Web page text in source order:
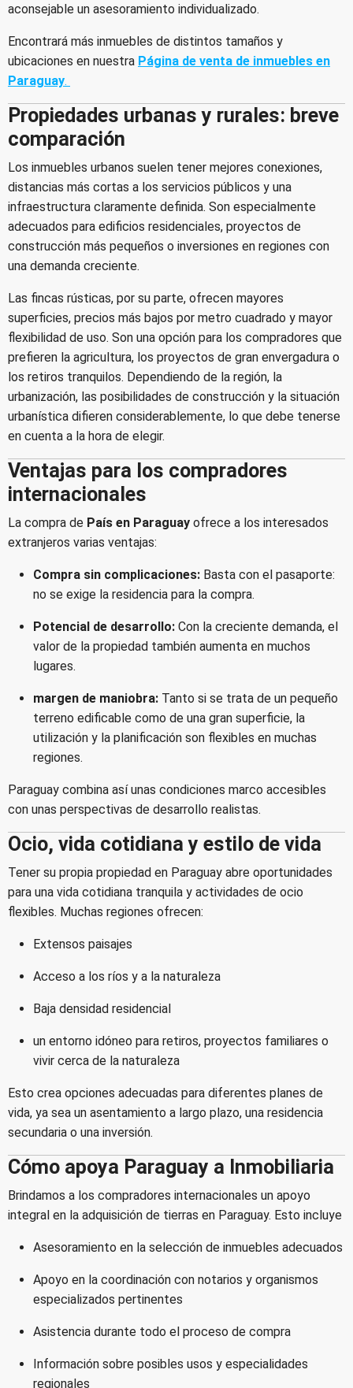
aconsejable un asesoramiento individualizado.
Encontrará más inmuebles de distintos tamaños y
ubicaciones en nuestra Página de venta de inmuebles en
Paraguay.
Propiedades urbanas y rurales: breve
comparación
Los inmuebles urbanos suelen tener mejores conexiones,
distancias más cortas a los servicios públicos y una
infraestructura claramente definida. Son especialmente
adecuados para edificios residenciales, proyectos de
construcción más pequeños o inversiones en regiones con
una demanda creciente.
Las fincas rústicas, por su parte, ofrecen mayores
superficies, precios más bajos por metro cuadrado y mayor
flexibilidad de uso. Son una opción para los compradores que
prefieren la agricultura, los proyectos de gran envergadura o
los retiros tranquilos. Dependiendo de la región, la
urbanización, las posibilidades de construcción y la situación
urbanística difieren considerablemente, lo que debe tenerse
en cuenta a la hora de elegir.
Ventajas para los compradores
internacionales
La compra de País en Paraguay ofrece a los interesados
extranjeros varias ventajas:
Compra sin complicaciones: Basta con el pasaporte:
no se exige la residencia para la compra.
Potencial de desarrollo: Con la creciente demanda, el
valor de la propiedad también aumenta en muchos
lugares.
margen de maniobra: Tanto si se trata de un pequeño
terreno edificable como de una gran superficie, la
utilización y la planificación son flexibles en muchas
regiones.
Paraguay combina así unas condiciones marco accesibles
con unas perspectivas de desarrollo realistas.
Ocio, vida cotidiana y estilo de vida
Tener su propia propiedad en Paraguay abre oportunidades
para una vida cotidiana tranquila y actividades de ocio
flexibles. Muchas regiones ofrecen:
Extensos paisajes
Acceso a los ríos y a la naturaleza
Baja densidad residencial
un entorno idóneo para retiros, proyectos familiares o
vivir cerca de la naturaleza
Esto crea opciones adecuadas para diferentes planes de
vida, ya sea un asentamiento a largo plazo, una residencia
secundaria o una inversión.
Cómo apoya Paraguay a Inmobiliaria
Brindamos a los compradores internacionales un apoyo
integral en la adquisición de tierras en Paraguay. Esto incluye
Asesoramiento en la selección de inmuebles adecuados
Apoyo en la coordinación con notarios y organismos
especializados pertinentes
Asistencia durante todo el proceso de compra
Información sobre posibles usos y especialidades
regionales